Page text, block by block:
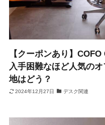
【クーポンあり】
入手困難なほど人気の
地はどう？
2024年12月27日 デスク関連